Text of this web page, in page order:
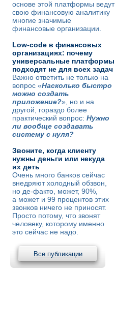
основе этой платформы ведут
свою финансовую аналитику
многие значимые
финансовые организации.
Low-code в финансовых
организациях: почему
универсальные платформы
подходят не для всех задач
Важно ответить не только на
вопрос «Насколько быстро
можно создать
приложение?», но и на
другой, гораздо более
практический вопрос: Нужно
ли вообще создавать
систему с нуля?
Звоните, когда клиенту
нужны деньги или некуда
их деть
Очень много банков сейчас
внедряют холодный обзвон,
но де-факто, может, 90%,
а может и 99 процентов этих
звонков ничего не приносят.
Просто потому, что звонят
человеку, которому именно
это сейчас не надо.
Все публикации